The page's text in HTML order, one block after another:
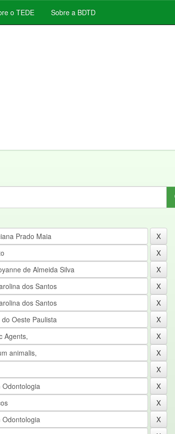
o TEDE Sobre a BDTD